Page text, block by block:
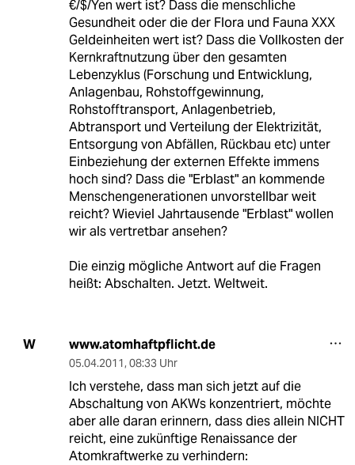
€/$/Yen wert ist? Dass die menschliche
Gesundheit oder die der Flora und Fauna XXX
Geldeinheiten wert ist? Dass die Vollkosten der
Kernkraftnutzung über den gesamten
Lebenzyklus (Forschung und Entwicklung,
Anlagenbau, Rohstoffgewinnung,
Rohstofftransport, Anlagenbetrieb,
Abtransport und Verteilung der Elektrizität,
Entsorgung von Abfällen, Rückbau etc) unter
Einbeziehung der externen Effekte immens
hoch sind? Dass die "Erblast" an kommende
Menschengenerationen unvorstellbar weit
reicht? Wieviel Jahrtausende "Erblast" wollen
wir als vertretbar ansehen?
Die einzig mögliche Antwort auf die Fragen
heißt: Abschalten. Jetzt. Weltweit.
W www.atomhaftpflicht.de
05.04.2011, 08:33 Uhr
Ich verstehe, dass man sich jetzt auf die
Abschaltung von AKWs konzentriert, möchte
aber alle daran erinnern, dass dies allein NICHT
reicht, eine zukünftige Renaissance der
Atomkraftwerke zu verhindern: